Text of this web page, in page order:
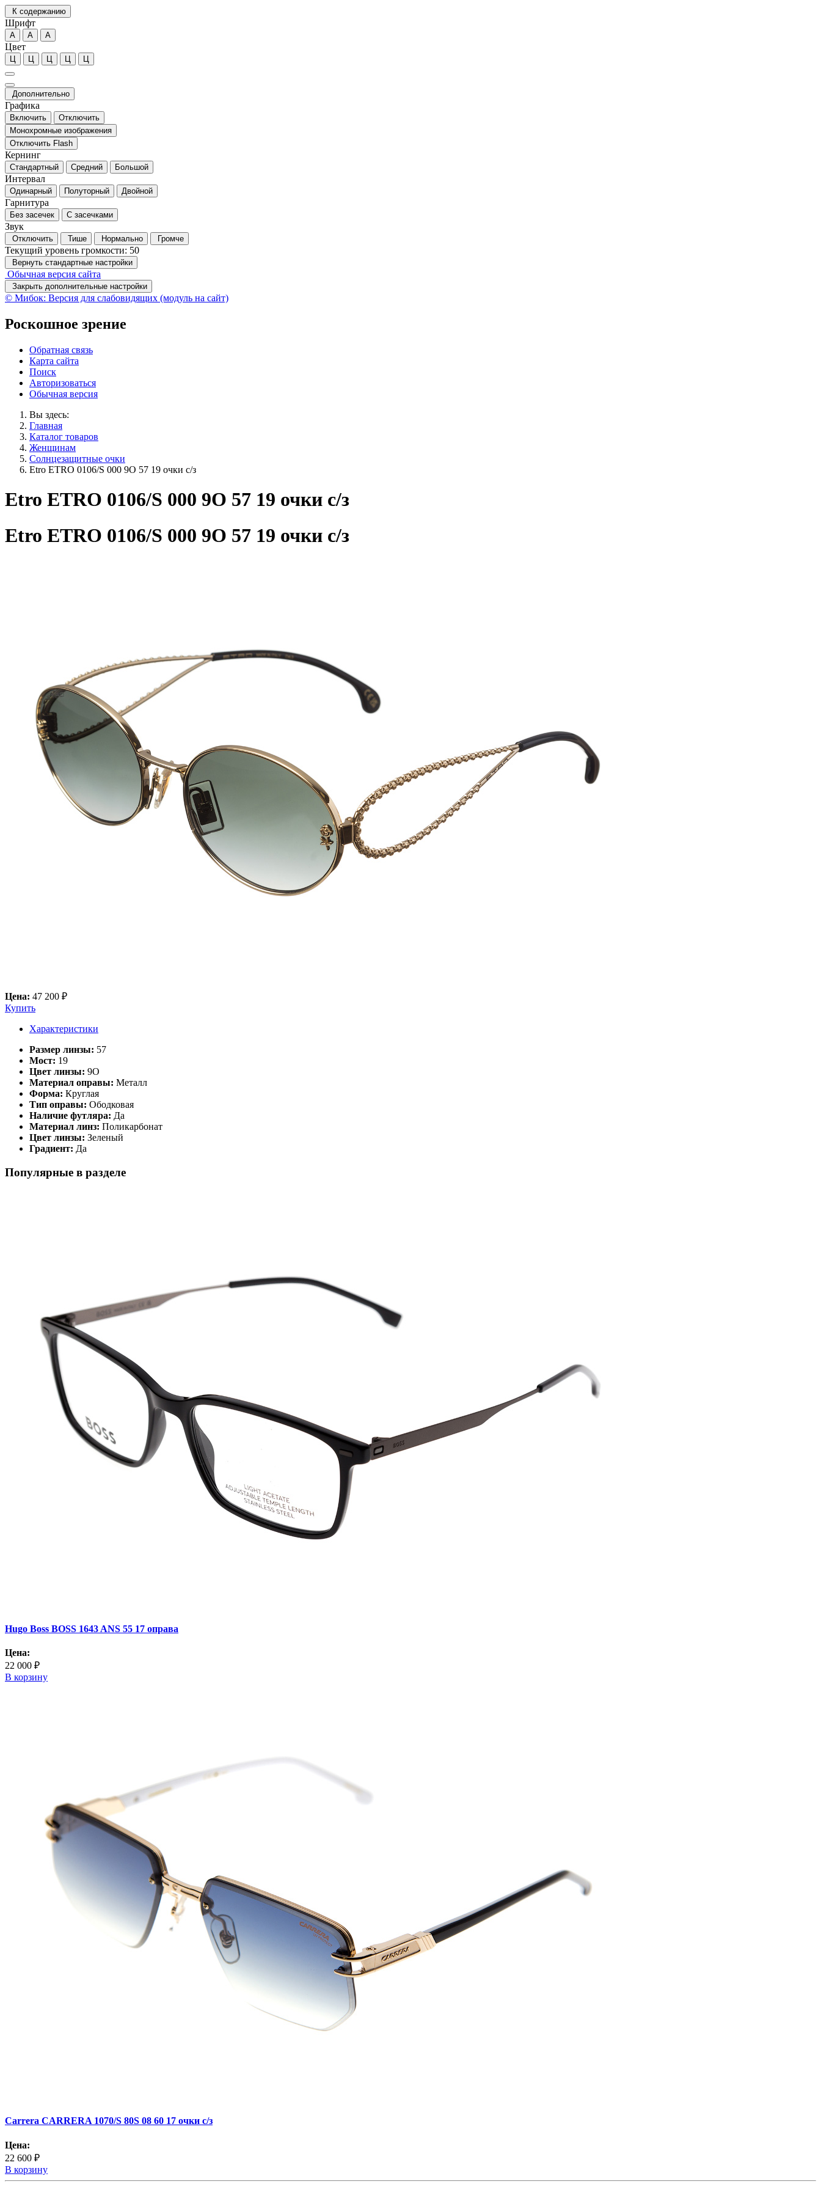
К содержанию
Шрифт
А А А
Цвет
Ц Ц Ц Ц Ц
Дополнительно
Графика
Включить
Отключить
Монохромные изображения
Отключить Flash
Кернинг
Стандартный Средний Большой
Интервал
Одинарный Полуторный Двойной
Гарнитура
Без засечек С засечками
Звук
Отключить Тише Нормально Громче
Текущий уровень громкости: 50
Вернуть стандартные настройки
Обычная версия сайта
Закрыть дополнительные настройки
© Мибок: Версия для слабовидящих (модуль на сайт)
Роскошное зрение
Обратная связь
Карта сайта
Поиск
Авторизоваться
Обычная версия
Вы здесь:
Главная
Каталог товаров
Женщинам
Солнцезащитные очки
Etro ETRO 0106/S 000 9O 57 19 очки с/з
Etro ETRO 0106/S 000 9O 57 19 очки с/з
Etro ETRO 0106/S 000 9O 57 19 очки с/з
Цена: 47 200 ₽
Купить
Характеристики
Размер линзы: 57
Мост: 19
Цвет линзы: 9O
Материал оправы: Металл
Форма: Круглая
Тип оправы: Ободковая
Наличие футляра: Да
Материал линз: Поликарбонат
Цвет линзы: Зеленый
Градиент: Да
Популярные в разделе
Hugo Boss BOSS 1643 ANS 55 17 оправа
Цена:
22 000 ₽
В корзину
Carrera CARRERA 1070/S 80S 08 60 17 очки с/з
Цена:
22 600 ₽
В корзину